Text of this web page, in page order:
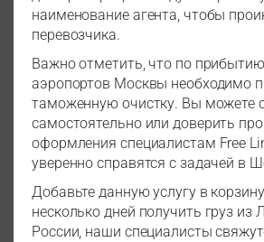
наименование агента, чтобы
перевозчика.
Важно отметить, что по
аэропортов Москвы необходимо
таможенную очистку. Вы можете
самостоятельно или доверить
оформления специалистам Free
уверенно справятся с задачей в
Добавьте данную услугу в
несколько дней получить груз из
России, наши специалисты